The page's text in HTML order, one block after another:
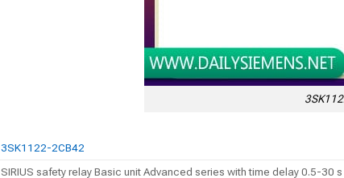
3SK1122-2CB42
SIRIUS safety relay Basic unit Advanced series with time delay 0.5-